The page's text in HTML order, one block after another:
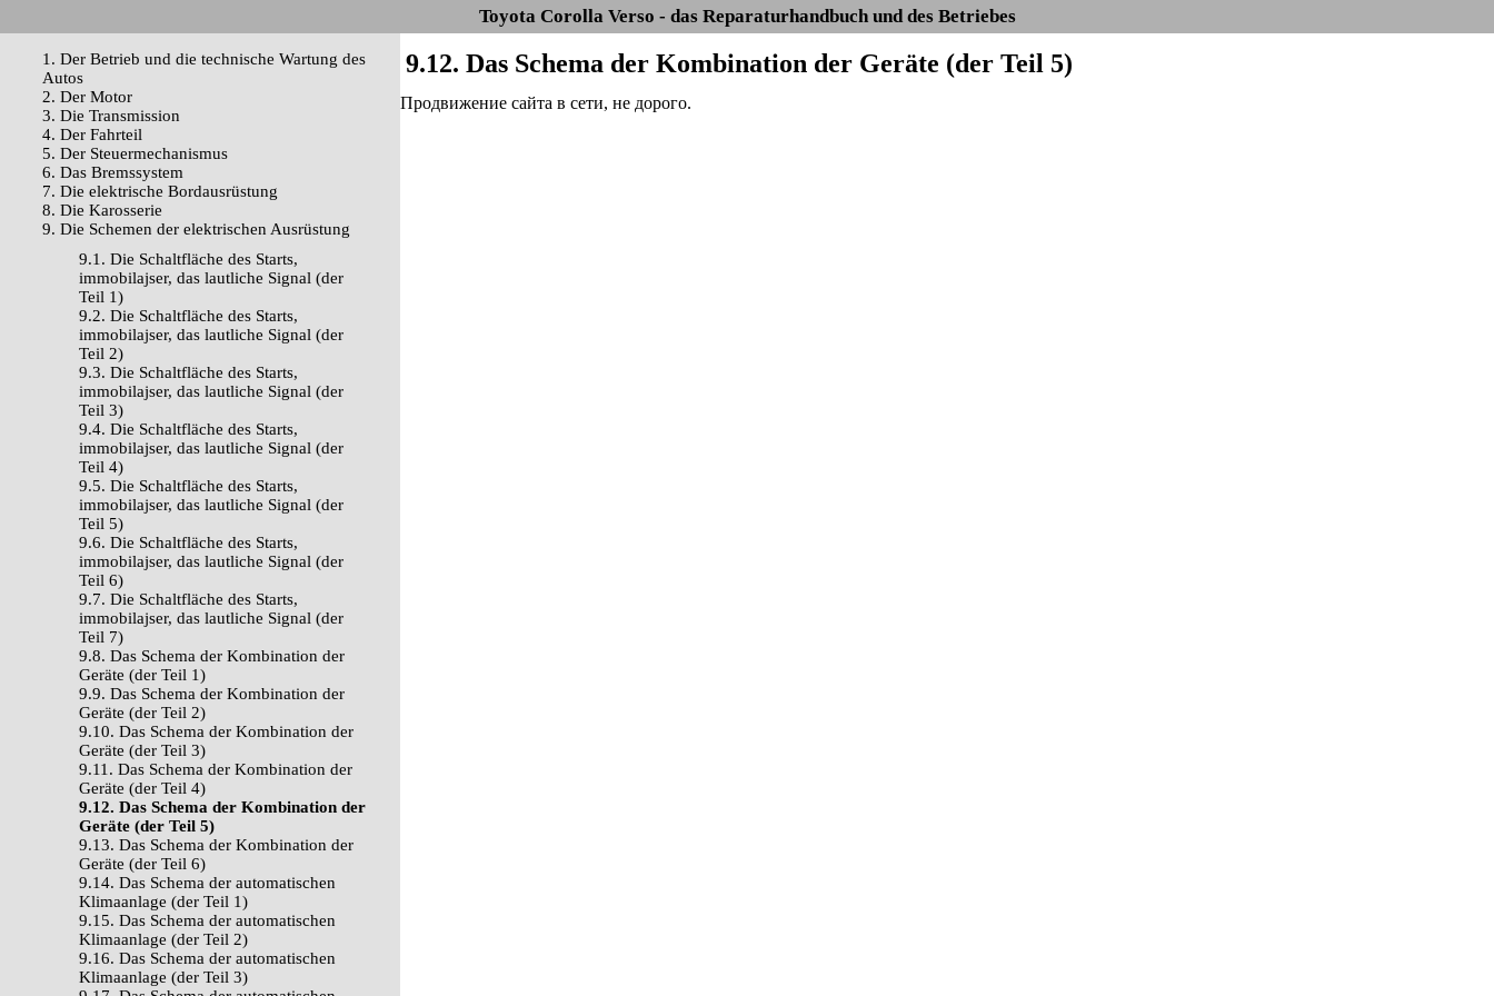
Toyota Corolla Verso - das Reparaturhandbuch und des Betriebes
1. Der Betrieb und die technische Wartung des
Autos
2. Der Motor
3. Die Transmission
4. Der Fahrteil
5. Der Steuermechanismus
6. Das Bremssystem
7. Die elektrische Bordausrüstung
8. Die Karosserie
9. Die Schemen der elektrischen Ausrüstung
9.1. Die Schaltfläche des Starts,
immobilajser, das lautliche Signal (der
Teil 1)
9.2. Die Schaltfläche des Starts,
immobilajser, das lautliche Signal (der
Teil 2)
9.3. Die Schaltfläche des Starts,
immobilajser, das lautliche Signal (der
Teil 3)
9.4. Die Schaltfläche des Starts,
immobilajser, das lautliche Signal (der
Teil 4)
9.5. Die Schaltfläche des Starts,
immobilajser, das lautliche Signal (der
Teil 5)
9.6. Die Schaltfläche des Starts,
immobilajser, das lautliche Signal (der
Teil 6)
9.7. Die Schaltfläche des Starts,
immobilajser, das lautliche Signal (der
Teil 7)
9.8. Das Schema der Kombination der
Geräte (der Teil 1)
9.9. Das Schema der Kombination der
Geräte (der Teil 2)
9.10. Das Schema der Kombination der
Geräte (der Teil 3)
9.11. Das Schema der Kombination der
Geräte (der Teil 4)
9.12. Das Schema der Kombination der
Geräte (der Teil 5)
9.13. Das Schema der Kombination der
Geräte (der Teil 6)
9.14. Das Schema der automatischen
Klimaanlage (der Teil 1)
9.15. Das Schema der automatischen
Klimaanlage (der Teil 2)
9.16. Das Schema der automatischen
Klimaanlage (der Teil 3)
9.12. Das Schema der Kombination der Geräte (der Teil 5)
Продвижение сайта в сети, не дорого.